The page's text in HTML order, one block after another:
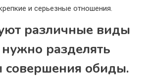
и серьезные отношения.
различные виды
разделять
совершения обиды.